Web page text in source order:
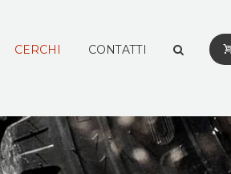
CERCHI CONTATTI